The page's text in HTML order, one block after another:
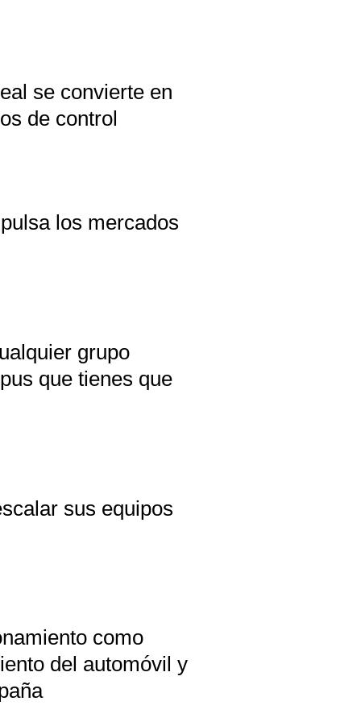
se convierte en
de control
los mercados
grupo
que tienes que
sus equipos
como
del automóvil y